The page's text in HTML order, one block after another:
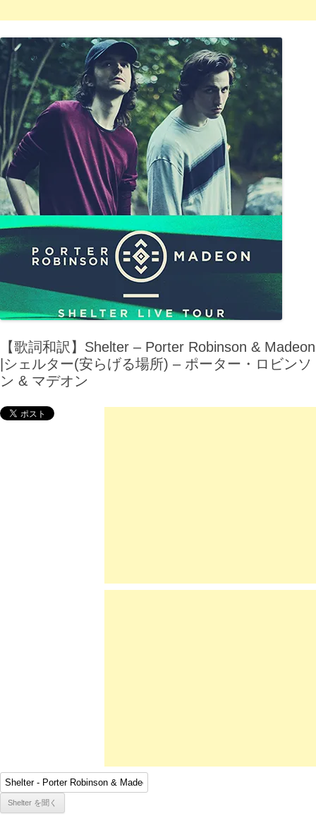
【歌詞和訳】Shelter – Porter Robinson & Madeon
|シェルター(安らげる場所) – ポーター・ロビンソ
ン & マデオン